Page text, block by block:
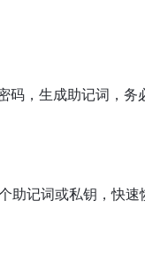
码，生成助记词，务
记词或私钥，快速